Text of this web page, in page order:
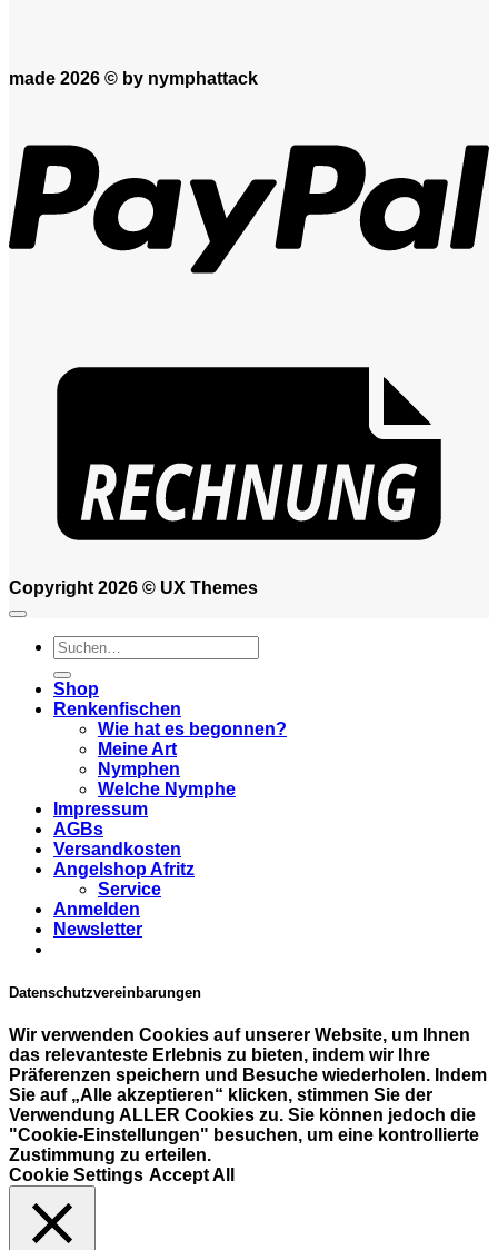
made 2026 © by nymphattack
Copyright 2026 © UX Themes
Suchen
nach:
Shop
Renkenfischen
Wie hat es begonnen?
Meine Art
Nymphen
Welche Nymphe
Impressum
AGBs
Versandkosten
Angelshop Afritz
Service
Anmelden
Newsletter
Datenschutzvereinbarungen
Wir verwenden Cookies auf unserer Website, um Ihnen
das relevanteste Erlebnis zu bieten, indem wir Ihre
Präferenzen speichern und Besuche wiederholen. Indem
Sie auf „Alle akzeptieren“ klicken, stimmen Sie der
Verwendung ALLER Cookies zu. Sie können jedoch die
"Cookie-Einstellungen" besuchen, um eine kontrollierte
Zustimmung zu erteilen.
Cookie Settings Accept All